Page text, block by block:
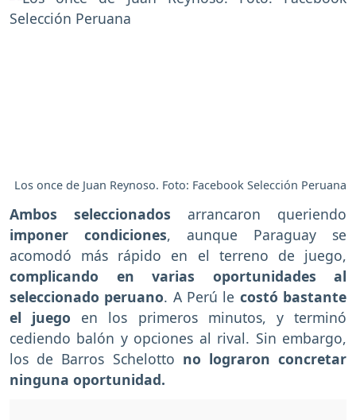
Los once de Juan Reynoso. Foto: Facebook Selección Peruana
Ambos seleccionados arrancaron queriendo
imponer condiciones, aunque Paraguay se
acomodó más rápido en el terreno de juego,
complicando en varias oportunidades al
seleccionado peruano. A Perú le costó bastante
el juego en los primeros minutos, y terminó
cediendo balón y opciones al rival. Sin embargo,
los de Barros Schelotto no lograron concretar
ninguna oportunidad.